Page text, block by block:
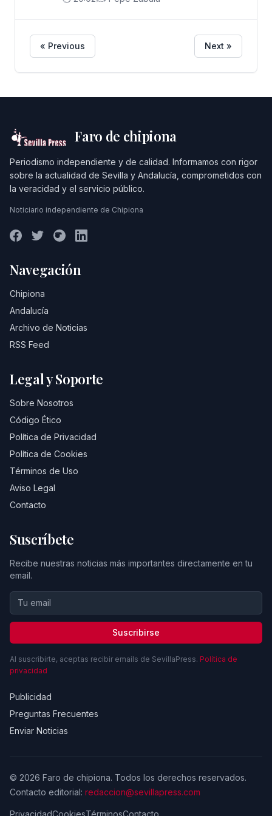
en la familia', proclama en el mismo
son insustituibles y no admiten
otras alternativas".
« Previous Next »
Faro de chipiona
Periodismo independiente y de calidad. Informamos con rigor
sobre la actualidad de Sevilla y Andalucía, comprometidos con
la veracidad y el servicio público.
Noticiario independiente de Chipiona
Navegación
Chipiona
Andalucía
Archivo de Noticias
RSS Feed
Legal y Soporte
Sobre Nosotros
Código Ético
Política de Privacidad
Política de Cookies
Términos de Uso
Aviso Legal
Contacto
Suscríbete
Recibe nuestras noticias más importantes directamente en tu
email.
Suscribirse
Al suscribirte, aceptas recibir emails de SevillaPress. Política de
privacidad
Publicidad
Preguntas Frecuentes
Enviar Noticias
© 2026 Faro de chipiona. Todos los derechos reservados.
Contacto editorial: redaccion@sevillapress.com
PrivacidadCookiesTérminosContacto